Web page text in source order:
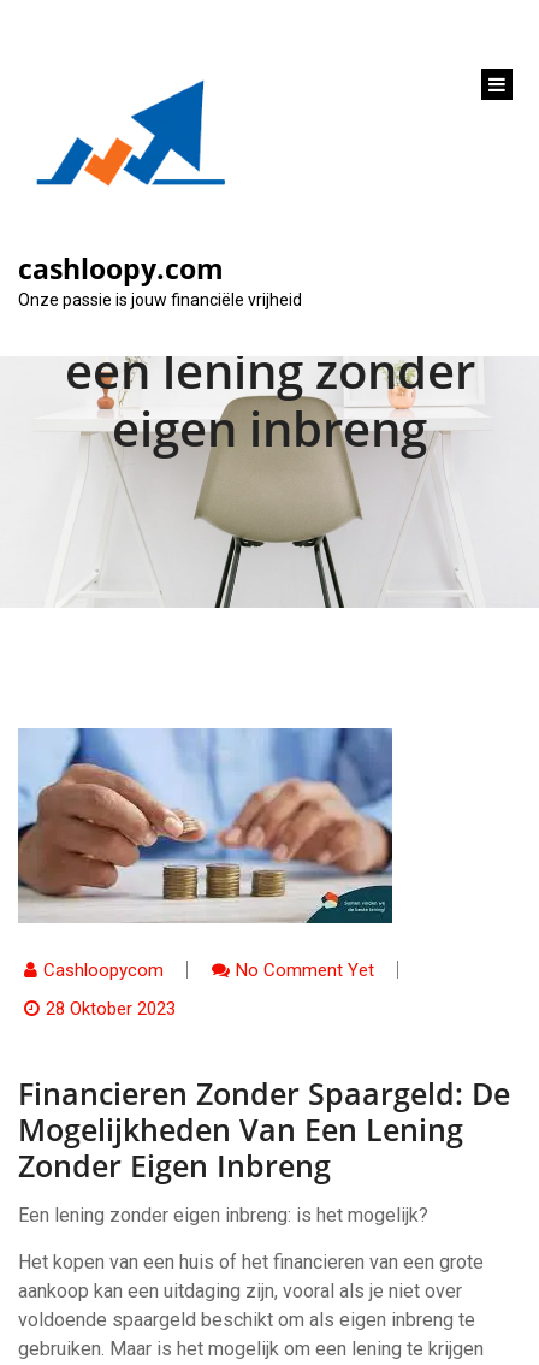
cashloopy.com
Onze passie is jouw financiële vrijheid
Financieren zonder
spaargeld: De
mogelijkheden van
een lening zonder
eigen inbreng
Cashloopycom
No Comment Yet
28 Oktober 2023
Financieren Zonder Spaargeld: De
Mogelijkheden Van Een Lening
Zonder Eigen Inbreng
Een lening zonder eigen inbreng: is het mogelijk?
Het kopen van een huis of het financieren van een grote
aankoop kan een uitdaging zijn, vooral als je niet over
voldoende spaargeld beschikt om als eigen inbreng te
gebruiken. Maar is het mogelijk om een lening te krijgen